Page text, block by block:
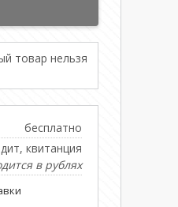
товар нельзя
бесплатно
квитанция
в рублях